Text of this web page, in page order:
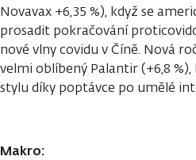
Novavax +6,35 %), když se
prosadit pokračování
nové vlny covidu v Číně. Nová
velmi oblíbený Palantir (+6,8
stylu díky poptávce po umělé
Makro: